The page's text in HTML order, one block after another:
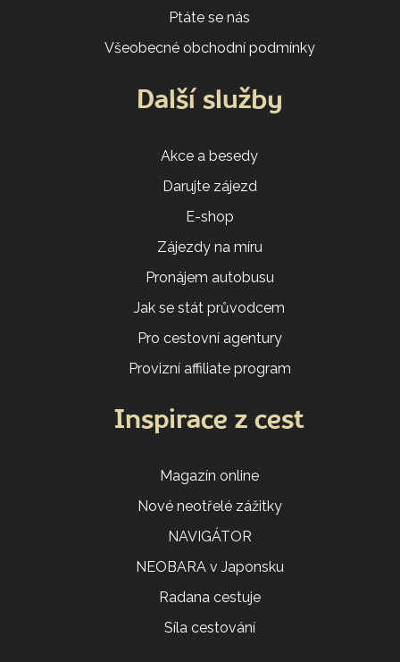
Ptáte se nás
Všeobecné obchodní podmínky
Další služby
Akce a besedy
Darujte zájezd
E-shop
Zájezdy na míru
Pronájem autobusu
Jak se stát průvodcem
Pro cestovní agentury
Provizní affiliate program
Inspirace z cest
Magazín online
Nové neotřelé zážitky
NAVIGÁTOR
NEOBARA v Japonsku
Radana cestuje
Síla cestování